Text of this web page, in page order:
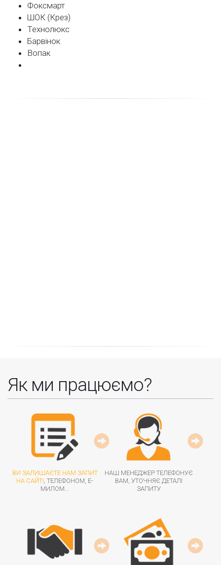
Фоксмарт
ШОК (Крез)
Технолюкс
Барвінок
Вопак
Як ми працюємо?
ВИ ЗАЛИШАЄТЕ НАМ ЗАПИТ
НА САЙТІ, ТЕЛЕФОНОМ, Е-
МИЛОМ...
НАШ МЕНЕДЖЕР ТЕЛЕФОНУЄ
ВАМ, УТОЧНЯЄ ДЕТАЛІ
ЗАПИТУ